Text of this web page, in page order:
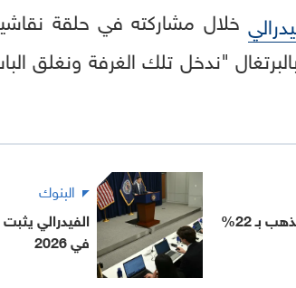
خلال مشاركته في حلقة
"ندخل تلك الغرفة ونغلق
22%
البنوك
الفيدرالي
في 2026